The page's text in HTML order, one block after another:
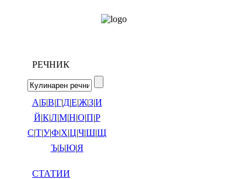
РЕЧНИК
А|Б|В|Г|Д|Е|Ж|З|И
Й|К|Л|М|Н|О|П|Р
С|Т|У|Ф|Х|Ц|Ч|Ш|Щ
Ъ|Ь|Ю|Я
СТАТИИ